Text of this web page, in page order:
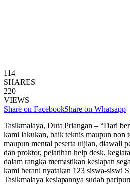
114
SHARES
220
VIEWS
Share on FacebookShare on Whatsapp
Tasikmalaya, Duta Priangan – “Dari
kami lakukan, baik teknis maupun non
maupun mental peserta uijian, diawali
dan proktor, pelatihan help desk,
dalam rangka memastikan kesiapan
kami berani nyatakan 123 siswa-siswi
Tasikmalaya kesiapannya sudah